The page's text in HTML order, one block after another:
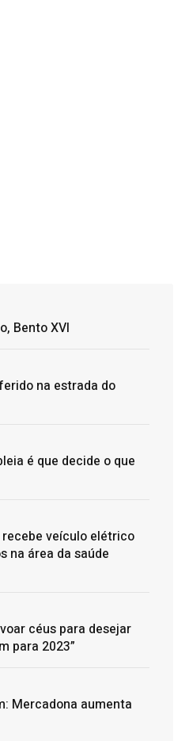
Bento XVI
na estrada do
é que decide o que
veículo elétrico
na área da saúde
céus para desejar
para 2023”
Mercadona aumenta